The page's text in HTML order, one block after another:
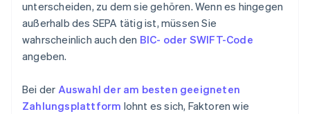
unterscheiden, zu dem sie gehören. Wenn es hingegen
außerhalb des SEPA tätig ist, müssen Sie
wahrscheinlich auch den BIC- oder SWIFT-Code
angeben.
Bei der Auswahl der am besten geeigneten
Zahlungsplattform lohnt es sich, Faktoren wie